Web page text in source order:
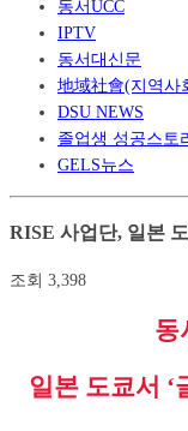
동서UCC
IPTV
동서대신문
地域社會(지역사
DSU NEWS
졸업생 성공스토
GELS뉴스
RISE 사업단, 일본
조회 3,398
동
일본 도쿄서 ‘